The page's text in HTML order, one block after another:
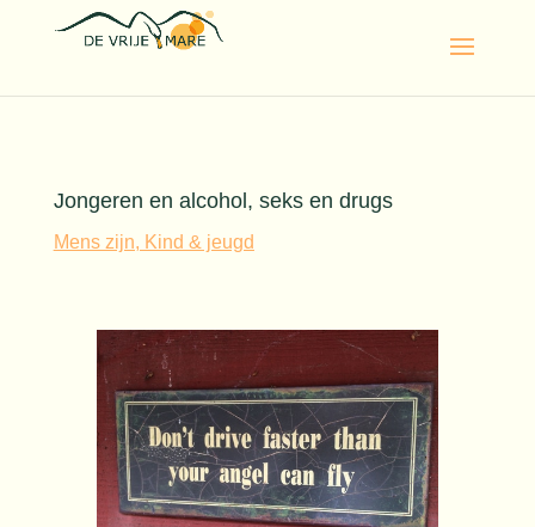
Jongeren en alcohol, seks en drugs
Mens zijn, Kind & jeugd